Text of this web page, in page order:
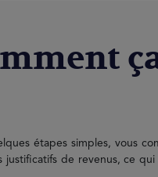
étapes simples, vous
justificatifs de revenus, ce